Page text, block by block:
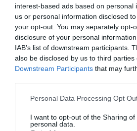
interest-based ads based on personal
us or personal information disclosed
your opt-out. You may separately opt-
disclosure of your personal
IAB’s list of downstream participants.
also be disclosed by us to third parties
Downstream Participants that may
Please note that this website/app uses
not limited to your visit or usage
grant or deny consent to Google and
Personal Data Processing Opt
I want to opt-out of the Sharing of
personal data.
Έμιλι Ραταϊκόφσκι: Οι
πόζες από τις διακοπές της στην
[pics,vid]
ΙΩΑΝΝΑ ΠΥΛΟΥΔΗ
03.08.2026 | 16:43
Ελεονόρα Ινκαρντόνα: Ποζάρει με
ΙΩΑΝΝΑ ΚΑΡΑ
Σίντνεϊ Σουίνι: «Καυτές» πόζες με